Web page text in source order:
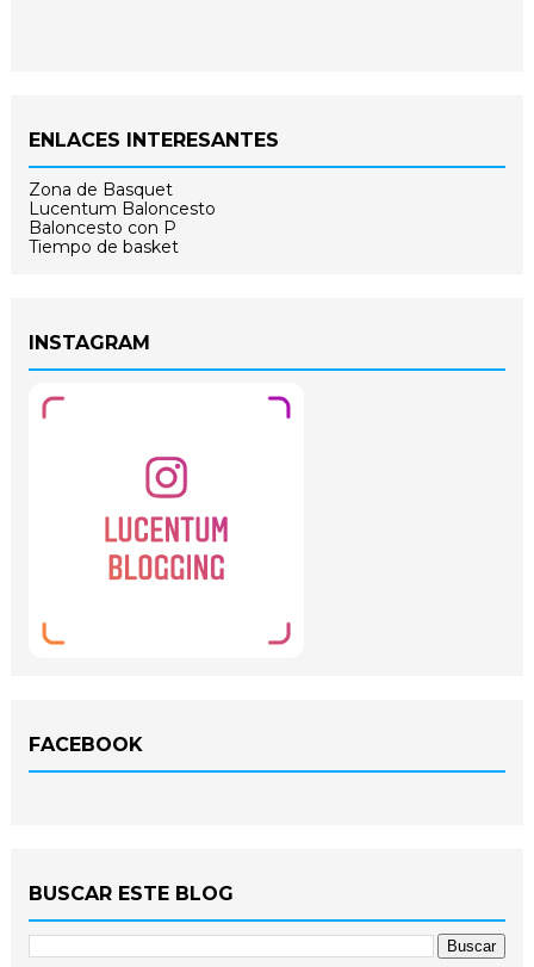
ENLACES INTERESANTES
Zona de Basquet
Lucentum Baloncesto
Baloncesto con P
Tiempo de basket
INSTAGRAM
FACEBOOK
BUSCAR ESTE BLOG